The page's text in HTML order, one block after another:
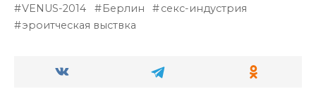
VENUS-2014 Берлин
секс-индустрия
эроитческая выствка